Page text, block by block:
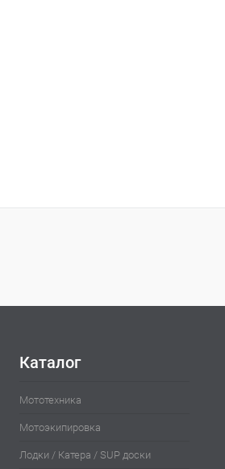
Каталог
Мототехника
Мотоэкипировка
Лодки / Катера / SUP доски